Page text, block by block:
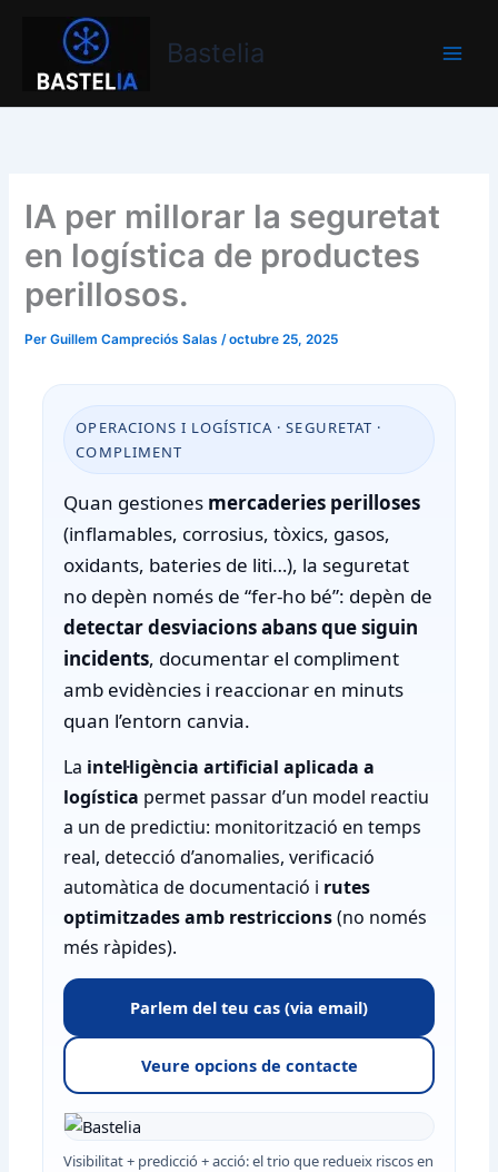
contingut
Bastelia
Bastelia
IA per millorar la seguretat
en logística de productes
perillosos.
Per Guillem Campreciós Salas/octubre 25, 2025
OPERACIONS I LOGÍSTICA · SEGURETAT ·
COMPLIMENT
Quan gestiones mercaderies perilloses
(inflamables, corrosius, tòxics, gasos,
oxidants, bateries de liti…), la seguretat
no depèn només de “fer-ho bé”: depèn de
detectar desviacions abans que siguin
incidents, documentar el compliment
amb evidències i reaccionar en minuts
quan l’entorn canvia.
La intel·ligència artificial aplicada a
logística permet passar d’un model reactiu
a un de predictiu: monitorització en temps
real, detecció d’anomalies, verificació
automàtica de documentació i rutes
optimitzades amb restriccions(no només
més ràpides).
Parlem del teu cas (via email)
Veure opcions de contacte
Visibilitat + predicció + acció: el trio que redueix riscos en